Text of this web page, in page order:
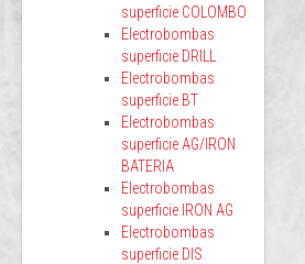
superficie COLOMBO
Electrobombas
superficie DRILL
Electrobombas
superficie BT
Electrobombas
superficie AG/IRON
BATERIA
Electrobombas
superficie IRON AG
Electrobombas
superficie DIS